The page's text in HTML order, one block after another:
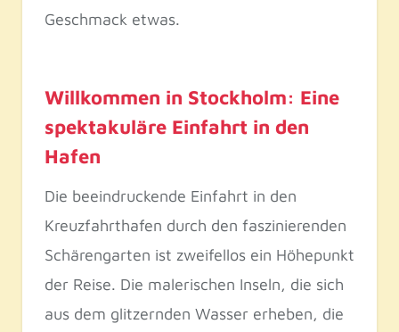
Geschmack etwas.
Willkommen in Stockholm: Eine
spektakuläre Einfahrt in den
Hafen
Die beeindruckende Einfahrt in den
Kreuzfahrthafen durch den faszinierenden
Schärengarten ist zweifellos ein Höhepunkt
der Reise. Die malerischen Inseln, die sich
aus dem glitzernden Wasser erheben, die